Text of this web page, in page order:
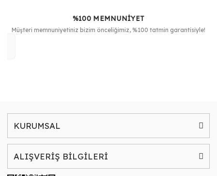
%100 MEMNUNİYET
Müşteri memnuniyetiniz bizim önceliğimiz, %100 tatmin garantisiyle!
KURUMSAL
ALIŞVERİŞ BİLGİLERİ